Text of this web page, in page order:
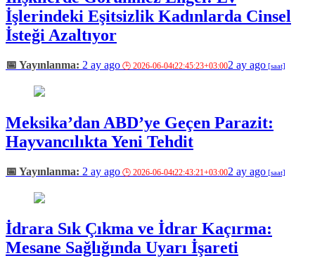
İşlerindeki Eşitsizlik Kadınlarda Cinsel
İsteği Azaltıyor
2 ay ago 2 ay ago
Meksika’dan ABD’ye Geçen Parazit:
Hayvancılıkta Yeni Tehdit
2 ay ago 2 ay ago
İdrara Sık Çıkma ve İdrar Kaçırma:
Mesane Sağlığında Uyarı İşareti